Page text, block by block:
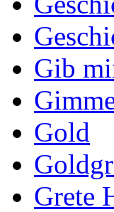
Gib
Gold
Grete